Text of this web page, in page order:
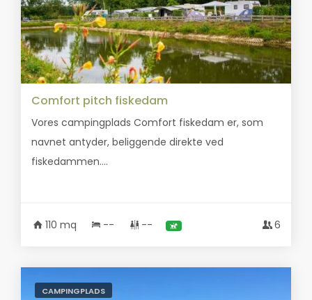
Comfort pitch fiskedam
Vores campingplads Comfort fiskedam er, som
navnet antyder, beliggende direkte ved
fiskedammen....
110 mq -- -- 6
CAMPINGPLADS